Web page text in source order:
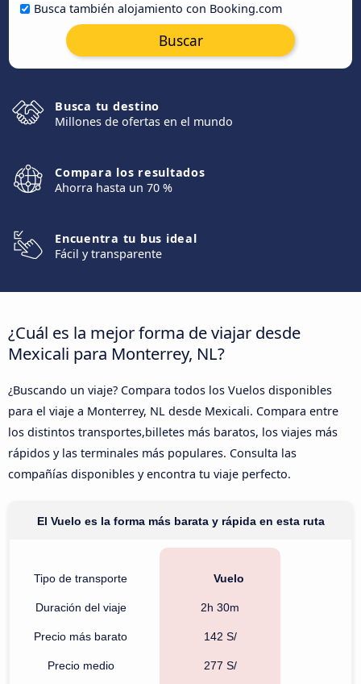
Busca también alojamiento con Booking.com
Buscar
Busca tu destino
Millones de ofertas en el mundo
Compara los resultados
Ahorra hasta un 70 %
Encuentra tu bus ideal
Fácil y transparente
¿Cuál es la mejor forma de viajar desde
Mexicali para Monterrey, NL?
¿Buscando un viaje? Compara todos los Vuelos disponibles
para el viaje a Monterrey, NL desde Mexicali. Compara entre
los distintos transportes,billetes más baratos, los viajes más
rápidos y las terminales más populares. Consulta las
compañías disponibles y encontra tu viaje perfecto.
El Vuelo es la forma más barata y rápida en esta ruta
Tipo de transporte
Duración del viaje
Precio más barato
Precio medio
Vuelo
2h 30m
142 S/
277 S/